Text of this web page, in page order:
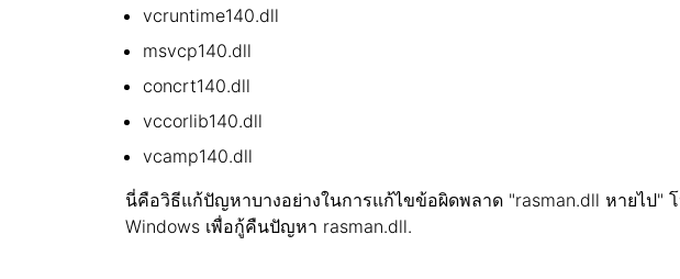
vcruntime140.dll
msvcp140.dll
concrt140.dll
vccorlib140.dll
vcamp140.dll
นี่คือวิธีแก้ปัญหาบางอย่างในการแก้ไขข้อผิดพลาด "rasman.dll หายไป"
Windows เพื่อกู้คืนปัญหา rasman.dll.